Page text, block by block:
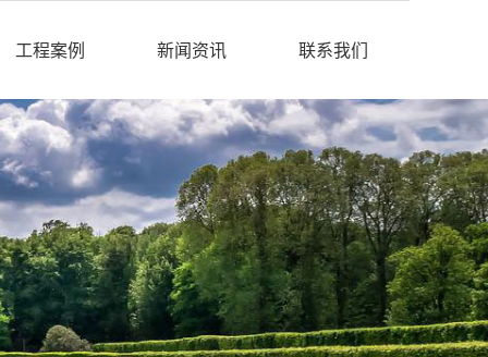
工程案例 新闻资讯 联系我们